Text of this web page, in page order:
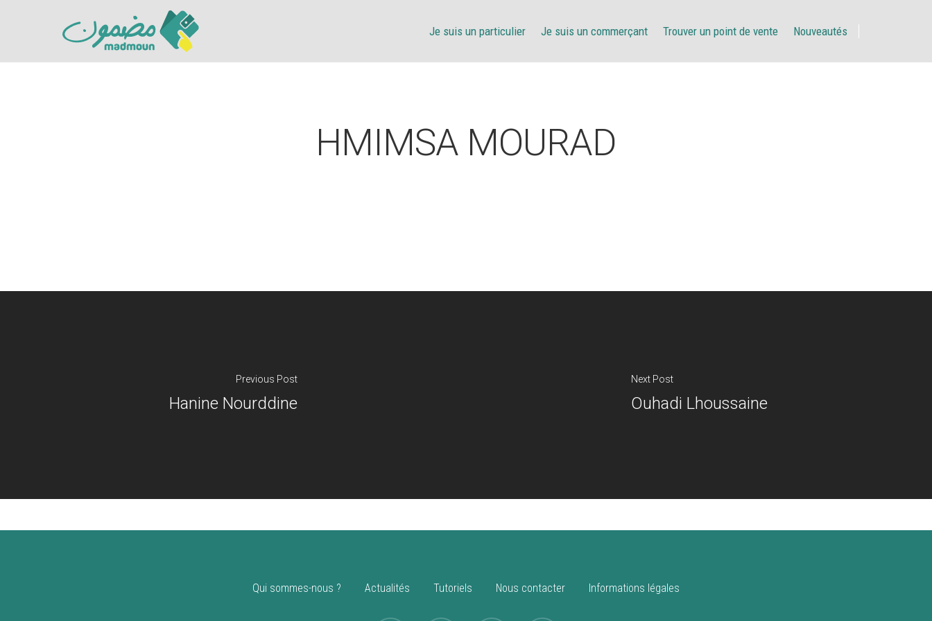
Je suis un particulier Je suis un commerçant Trouver un point de vente Nouveautés
HMIMSA MOURAD
Previous Post
Hanine Nourddine
Next Post
Ouhadi Lhoussaine
Qui sommes-nous ? Actualités Tutoriels Nous contacter Informations légales